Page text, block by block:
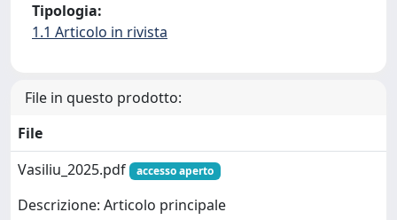
Tipologia:
1.1 Articolo in rivista
File in questo prodotto:
File
Vasiliu_2025.pdf
accesso aperto
Descrizione: Articolo principale